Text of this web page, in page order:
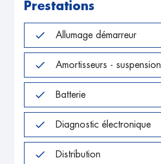
Prestations
Allumage démarreur
Amortisseurs - suspension
Batterie
Diagnostic électronique
Distribution